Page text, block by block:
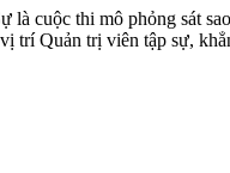
cuộc thi mô phỏng sát
trí Quản trị viên tập sự,